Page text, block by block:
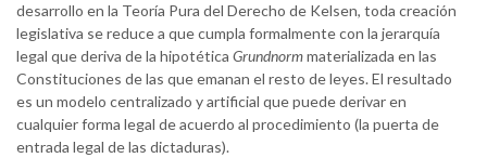
desarrollo en la Teoría Pura del Derecho de Kelsen, toda creación
legislativa se reduce a que cumpla formalmente con la jerarquía
legal que deriva de la hipotética Grundnormmaterializada en las
Constituciones de las que emanan el resto de leyes. El resultado
es un modelo centralizado y artificial que puede derivar en
cualquier forma legal de acuerdo al procedimiento (la puerta de
entrada legal de las dictaduras).